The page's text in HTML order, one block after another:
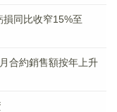
同比收窄15%至
合約銷售額按年上升